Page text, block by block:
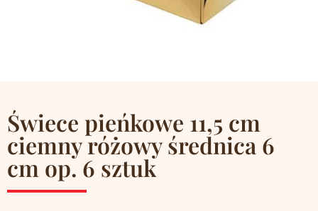
Świece pieńkowe 11,5 cm
ciemny różowy średnica 6
cm op. 6 sztuk